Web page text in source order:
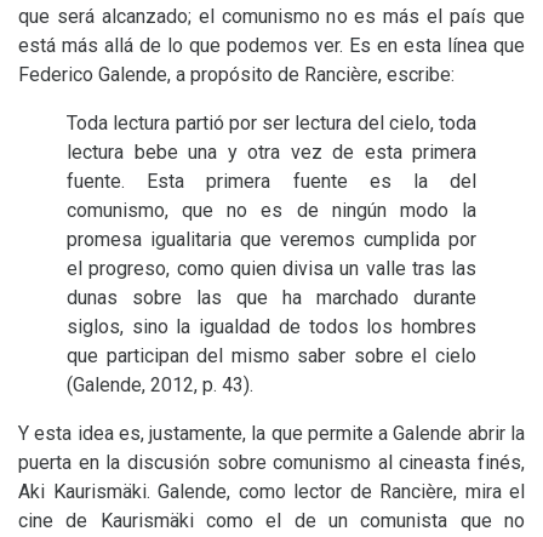
que será alcanzado; el comunismo no es más el país que
está más allá de lo que podemos ver. Es en esta línea que
Federico Galende, a propósito de Rancière, escribe:
Toda lectura partió por ser lectura del cielo, toda
lectura bebe una y otra vez de esta primera
fuente. Esta primera fuente es la del
comunismo, que no es de ningún modo la
promesa igualitaria que veremos cumplida por
el progreso, como quien divisa un valle tras las
dunas sobre las que ha marchado durante
siglos, sino la igualdad de todos los hombres
que participan del mismo saber sobre el cielo
(Galende, 2012, p. 43).
Y esta idea es, justamente, la que permite a Galende abrir la
puerta en la discusión sobre comunismo al cineasta finés,
Aki Kaurismäki. Galende, como lector de Rancière, mira el
cine de Kaurismäki como el de un comunista que no